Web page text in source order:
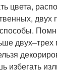
цвета,
двух–трех
избегать